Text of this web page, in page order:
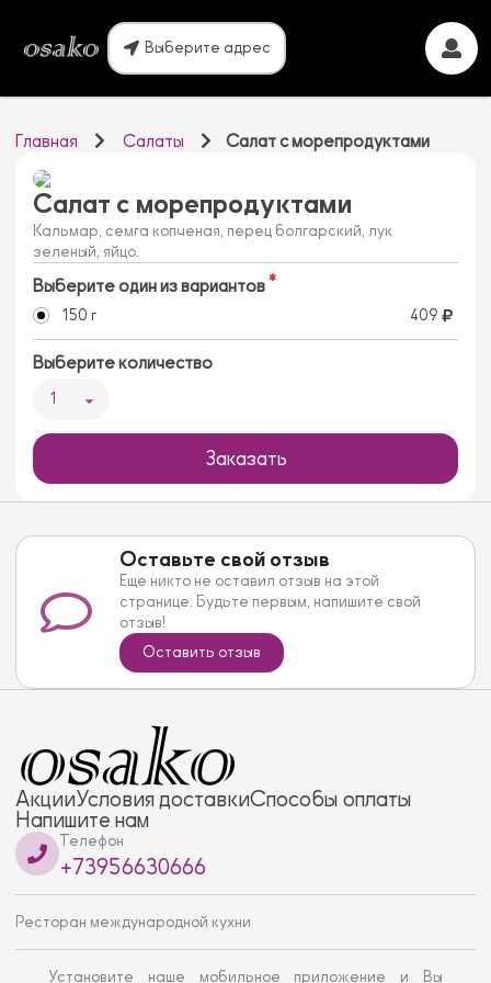
Выберите адрес
Главная Салаты Салат с морепродуктами
Салат с морепродуктами
Кальмар, семга копченая, перец болгарский, лук
зеленый, яйцо.
Выберите один из вариантов
150 г 409
Выберите количество
1
Заказать
Оставьте свой отзыв
Еще никто не оставил отзыв на этой
странице. Будьте первым, напишите свой
отзыв!
Оставить отзыв
АкцииУсловия доставкиСпособы оплаты
Напишите нам
Телефон
+73956630666
Ресторан международной кухни
Установите наше мобильное приложение и Вы